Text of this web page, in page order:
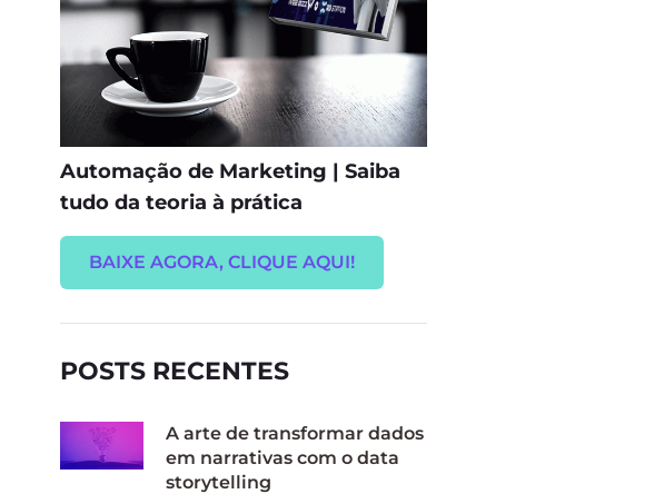
Automação de Marketing | Saiba
tudo da teoria à prática
BAIXE AGORA, CLIQUE AQUI!
POSTS RECENTES
A arte de transformar dados
em narrativas com o data
storytelling